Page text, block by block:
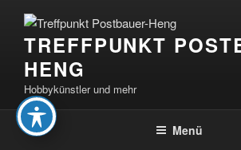
Inhalt
springenTREFFPUNKT
HENG
Hobbykünstler und mehr
Menü